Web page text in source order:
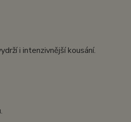
i intenzivnější kousání.